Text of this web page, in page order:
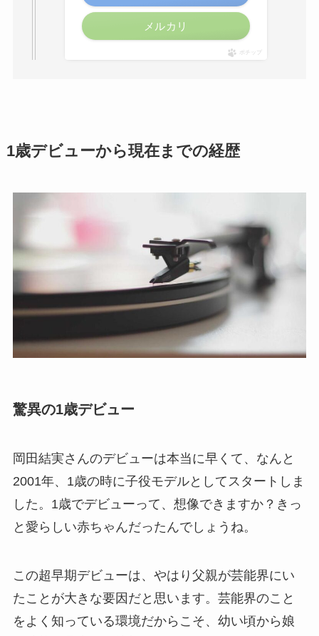
メルカリ
ポチップ
1歳デビューから現在までの経歴
驚異の1歳デビュー
岡田結実さんのデビューは本当に早くて、なんと
2001年、1歳の時に子役モデルとしてスタートしま
した。1歳でデビューって、想像できますか？きっ
と愛らしい赤ちゃんだったんでしょうね。
この超早期デビューは、やはり父親が芸能界にい
たことが大きな要因だと思います。芸能界のこと
をよく知っている環境だからこそ、幼い頃から娘